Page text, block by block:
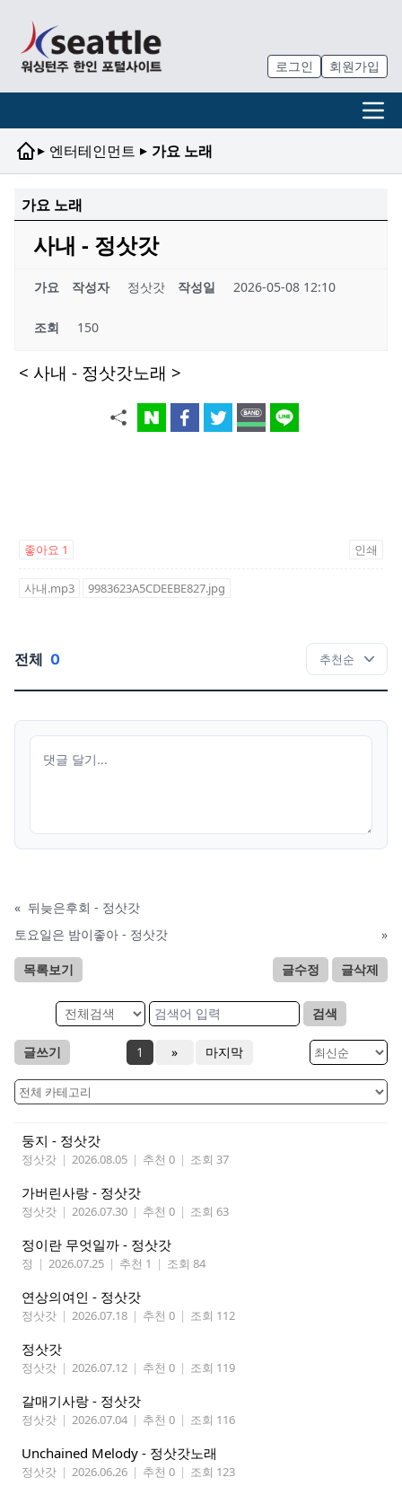
로그인 회원가입
▸ 엔터테인먼트 ▸ 가요 노래
가요 노래
사내 - 정삿갓
가요 작성자 정삿갓 작성일 2026-05-08 12:10
조회 150
< 사내 - 정삿갓노래 >
좋아요 1 인쇄
사내.mp3 9983623A5CDEEBE827.jpg
전체 0
« 뒤늦은후회 - 정삿갓
토요일은 밤이좋아 - 정삿갓
»
목록보기 글수정 글삭제
검색
글쓰기 1 » 마지막
둥지 - 정삿갓
정삿갓 | 2026.08.05 | 추천 0 | 조회 37
가버린사랑 - 정삿갓
정삿갓 | 2026.07.30 | 추천 0 | 조회 63
정이란 무엇일까 - 정삿갓
정 | 2026.07.25 | 추천 1 | 조회 84
연상의여인 - 정삿갓
정삿갓 | 2026.07.18 | 추천 0 | 조회 112
정삿갓
정삿갓 | 2026.07.12 | 추천 0 | 조회 119
갈매기사랑 - 정삿갓
정삿갓 | 2026.07.04 | 추천 0 | 조회 116
Unchained Melody - 정삿갓노래
정삿갓 | 2026.06.26 | 추천 0 | 조회 123